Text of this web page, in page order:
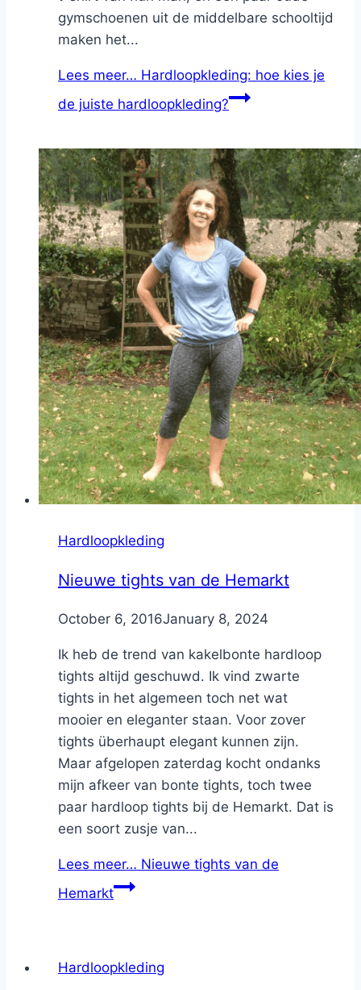
gymschoenen uit de middelbare schooltijd
maken het...
Lees meer… Hardloopkleding: hoe kies je
de juiste hardloopkleding?
Hardloopkleding
Nieuwe tights van de Hemarkt
ByNicole
October 6, 2016January 8, 2024
Ik heb de trend van kakelbonte hardloop
tights altijd geschuwd. Ik vind zwarte
tights in het algemeen toch net wat
mooier en eleganter staan. Voor zover
tights überhaupt elegant kunnen zijn.
Maar afgelopen zaterdag kocht ondanks
mijn afkeer van bonte tights, toch twee
paar hardloop tights bij de Hemarkt. Dat is
een soort zusje van...
Lees meer… Nieuwe tights van de
Hemarkt
Hardloopkleding